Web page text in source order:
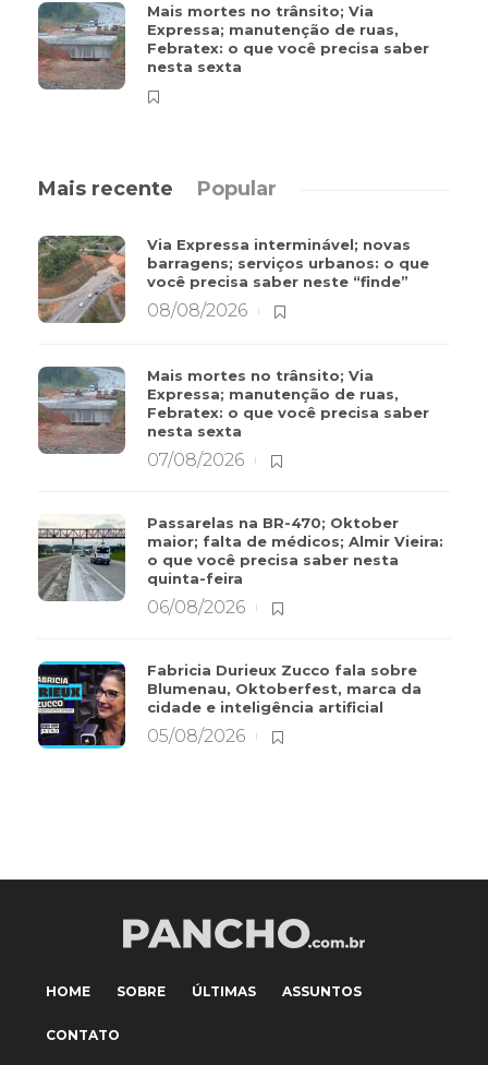
Mais mortes no trânsito; Via
Expressa; manutenção de ruas,
Febratex: o que você precisa saber
nesta sexta
Mais recente Popular
Via Expressa interminável; novas
barragens; serviços urbanos: o que
você precisa saber neste “finde”
08/08/2026
Mais mortes no trânsito; Via
Expressa; manutenção de ruas,
Febratex: o que você precisa saber
nesta sexta
07/08/2026
Passarelas na BR-470; Oktober
maior; falta de médicos; Almir Vieira:
o que você precisa saber nesta
quinta-feira
06/08/2026
Fabricia Durieux Zucco fala sobre
Blumenau, Oktoberfest, marca da
cidade e inteligência artificial
05/08/2026
HOME SOBRE ÚLTIMAS ASSUNTOS
CONTATO